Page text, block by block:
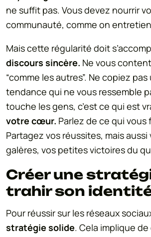
ne suffit pas. Vous devez nourrir
communauté, comme on
Mais cette régularité doit
discours sincère. Ne vous
“comme les autres”. Ne copiez
tendance qui ne vous ressemble
touche les gens, c’est ce qui est
votre cœur. Parlez de ce qui vous
Partagez vos réussites, mais
galères, vos petites victoires du
Créer une
trahir son
Pour réussir sur les réseaux
stratégie solide. Cela implique